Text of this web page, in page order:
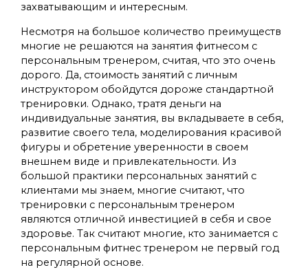
захватывающим и интересным.
Несмотря на большое количество преимуществ
многие не решаются на занятия фитнесом с
персональным тренером, считая, что это очень
дорого. Да, стоимость занятий с личным
инструктором обойдутся дороже стандартной
тренировки. Однако, тратя деньги на
индивидуальные занятия, вы вкладываете в себя,
развитие своего тела, моделирования красивой
фигуры и обретение уверенности в своем
внешнем виде и привлекательности. Из
большой практики персональных занятий с
клиентами мы знаем, многие считают, что
тренировки с персональным тренером
являются отличной инвестицией в себя и свое
здоровье. Так считают многие, кто занимается с
персональным фитнес тренером не первый год
на регулярной основе.